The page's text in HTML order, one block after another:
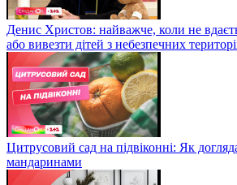
Денис Христов: найважче, коли не
або вивезти дітей з небезпечних
Цитрусовий сад на підвіконні: Як
мандаринами